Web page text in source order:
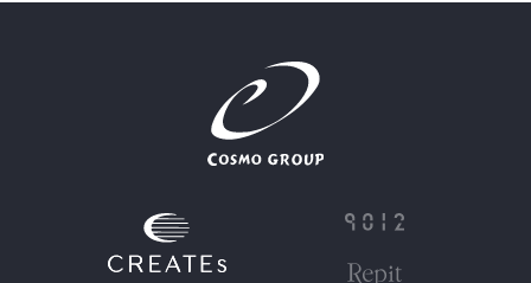
JP CN